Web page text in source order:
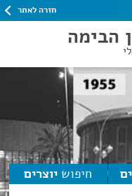
חזרה לאתר
הבימה
חיפוש יוצרים